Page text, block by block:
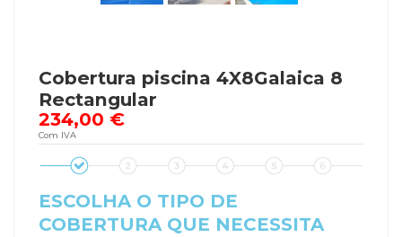
Cobertura piscina 4X8Galaica 8
Rectangular
234,00 €
Com IVA
ESCOLHA O TIPO DE
COBERTURA QUE NECESSITA